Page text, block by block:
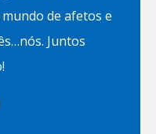
de afetos e
Juntos